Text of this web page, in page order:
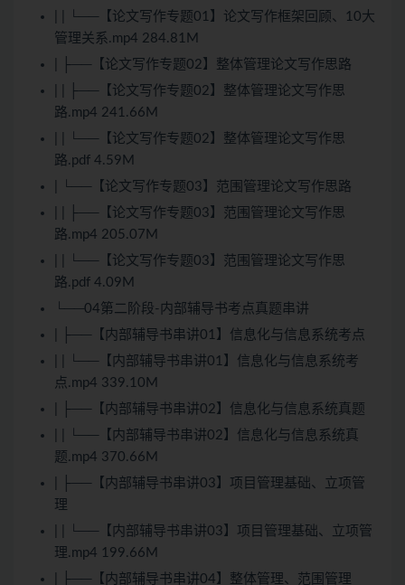
| | └──【论文写作专题01】论文写作框架回顾、10大
管理关系.mp4 284.81M
| ├──【论文写作专题02】整体管理论文写作思路
| | ├──【论文写作专题02】整体管理论文写作思
路.mp4 241.66M
| | └──【论文写作专题02】整体管理论文写作思
路.pdf 4.59M
| └──【论文写作专题03】范围管理论文写作思路
| | ├──【论文写作专题03】范围管理论文写作思
路.mp4 205.07M
| | └──【论文写作专题03】范围管理论文写作思
路.pdf 4.09M
└──04第二阶段-内部辅导书考点真题串讲
| ├──【内部辅导书串讲01】信息化与信息系统考点
| | └──【内部辅导书串讲01】信息化与信息系统考
点.mp4 339.10M
| ├──【内部辅导书串讲02】信息化与信息系统真题
| | └──【内部辅导书串讲02】信息化与信息系统真
题.mp4 370.66M
| ├──【内部辅导书串讲03】项目管理基础、立项管
理
| | └──【内部辅导书串讲03】项目管理基础、立项管
理.mp4 199.66M
| ├──【内部辅导书串讲04】整体管理、范围管理